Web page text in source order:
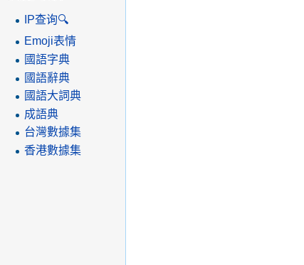
IP查询🔍
Emoji表情
國語字典
國語辭典
國語大詞典
成語典
台灣數據集
香港數據集